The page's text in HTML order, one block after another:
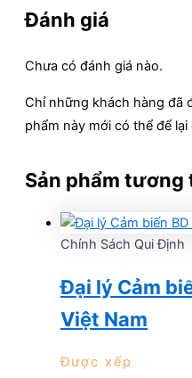
Đánh giá
Chưa có đánh giá nào.
Chỉ những khách hàng đã
phẩm này mới có thể để lại
Sản phẩm tương
Chính Sách Qui Định
Đại lý Cảm
Việt Nam
Được xếp